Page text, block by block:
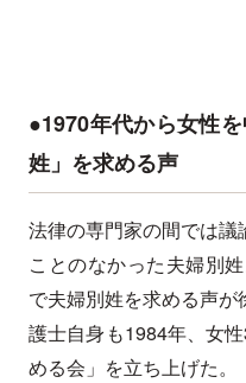
●1970年代から女性
姓」を求める声
法律の専門家の間では
ことのなかった夫婦別
で夫婦別姓を求める声
護士自身も1984年、女
める会」を立ち上げた。